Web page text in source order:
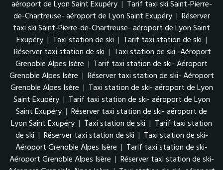
aéroport de Lyon Saint Exupéry | Tarif taxi ski Saint-Pierre-
de-Chartreuse- aéroport de Lyon Saint Exupéry | Réserver
taxi ski Saint-Pierre-de-Chartreuse- aéroport de Lyon Saint
Exupéry | Taxi station de ski | Tarif taxi station de ski |
Réserver taxi station de ski | Taxi station de ski- Aéroport
Grenoble Alpes Isère | Tarif taxi station de ski- Aéroport
Grenoble Alpes Isère | Réserver taxi station de ski- Aéroport
Grenoble Alpes Isère | Taxi station de ski- aéroport de Lyon
Saint Exupéry | Tarif taxi station de ski- aéroport de Lyon
Saint Exupéry | Réserver taxi station de ski- aéroport de
Lyon Saint Exupéry | Taxi station de ski | Tarif taxi station
de ski | Réserver taxi station de ski | Taxi station de ski-
Aéroport Grenoble Alpes Isère | Tarif taxi station de ski-
Aéroport Grenoble Alpes Isère | Réserver taxi station de ski-